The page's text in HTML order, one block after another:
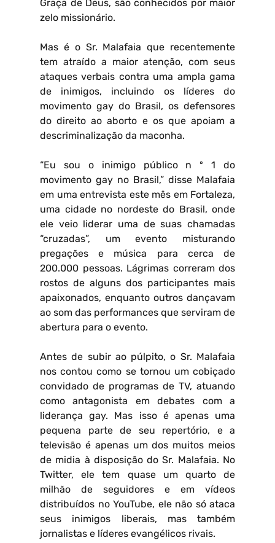
Graça de Deus, são conhecidos por maior
zelo missionário.
Mas é o Sr. Malafaia que recentemente
tem atraído a maior atenção, com seus
ataques verbais contra uma ampla gama
de inimigos, incluindo os líderes do
movimento gay do Brasil, os defensores
do direito ao aborto e os que apoiam a
descriminalização da maconha.
“Eu sou o inimigo público n º 1 do
movimento gay no Brasil,” disse Malafaia
em uma entrevista este mês em Fortaleza,
uma cidade no nordeste do Brasil, onde
ele veio liderar uma de suas chamadas
“cruzadas”, um evento misturando
pregações e música para cerca de
200.000 pessoas. Lágrimas correram dos
rostos de alguns dos participantes mais
apaixonados, enquanto outros dançavam
ao som das performances que serviram de
abertura para o evento.
Antes de subir ao púlpito, o Sr. Malafaia
nos contou como se tornou um cobiçado
convidado de programas de TV, atuando
como antagonista em debates com a
liderança gay. Mas isso é apenas uma
pequena parte de seu repertório, e a
televisão é apenas um dos muitos meios
de midia à disposição do Sr. Malafaia. No
Twitter, ele tem quase um quarto de
milhão de seguidores e em vídeos
distribuídos no YouTube, ele não só ataca
seus inimigos liberais, mas também
jornalistas e líderes evangélicos rivais.